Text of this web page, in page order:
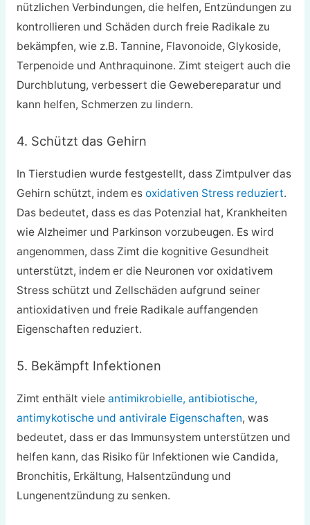
nützlichen Verbindungen, die helfen, Entzündungen zu
kontrollieren und Schäden durch freie Radikale zu
bekämpfen, wie z.B. Tannine, Flavonoide, Glykoside,
Terpenoide und Anthraquinone. Zimt steigert auch die
Durchblutung, verbessert die Gewebereparatur und
kann helfen, Schmerzen zu lindern.
4. Schützt das Gehirn
In Tierstudien wurde festgestellt, dass Zimtpulver das
Gehirn schützt, indem es oxidativen Stress reduziert.
Das bedeutet, dass es das Potenzial hat, Krankheiten
wie Alzheimer und Parkinson vorzubeugen. Es wird
angenommen, dass Zimt die kognitive Gesundheit
unterstützt, indem er die Neuronen vor oxidativem
Stress schützt und Zellschäden aufgrund seiner
antioxidativen und freie Radikale auffangenden
Eigenschaften reduziert.
5. Bekämpft Infektionen
Zimt enthält viele antimikrobielle, antibiotische,
antimykotische und antivirale Eigenschaften, was
bedeutet, dass er das Immunsystem unterstützen und
helfen kann, das Risiko für Infektionen wie Candida,
Bronchitis, Erkältung, Halsentzündung und
Lungenentzündung zu senken.